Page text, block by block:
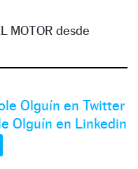
MOTOR desde
Olguín en Twitter
Olguín en Linkedin